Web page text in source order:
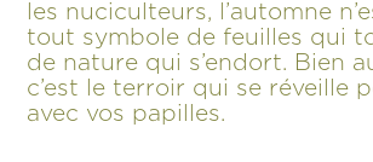
les nuciculteurs, l’automne
tout symbole de feuilles qui
de nature qui s’endort. Bien
c’est le terroir qui se réveille
avec vos papilles.